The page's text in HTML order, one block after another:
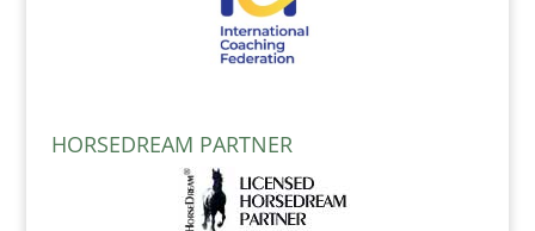
HORSEDREAM PARTNER